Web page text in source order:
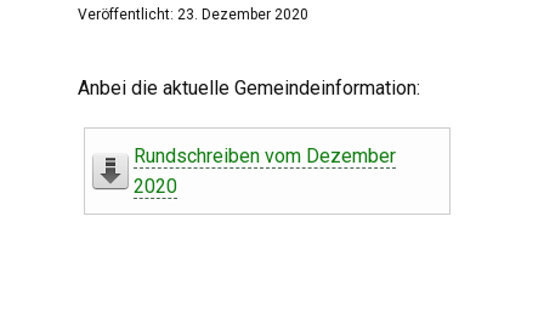
Veröffentlicht: 23. Dezember 2020
Anbei die aktuelle Gemeindeinformation:
Rundschreiben vom Dezember
2020